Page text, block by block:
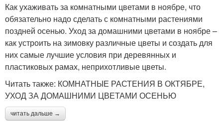
Как ухаживать за комнатными цветами в ноябре, что
обязательно надо сделать с комнатными растениями
поздней осенью. Уход за домашними цветами в ноябре –
как устроить на зимовку различные цветы и создать для
них самые лучшие условия при деревянных и
пластиковых рамах, неприхотливые цветы.
Читать также: КОМНАТНЫЕ РАСТЕНИЯ В ОКТЯБРЕ,
УХОД ЗА ДОМАШНИМИ ЦВЕТАМИ ОСЕНЬЮ
читать дальше →